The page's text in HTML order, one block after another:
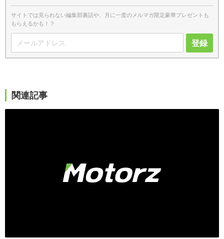
サイトでは見られない編集部裏話や、月に一度のメルマガ限定豪華プレゼントも
もらえるかも！？
登録
関連記事